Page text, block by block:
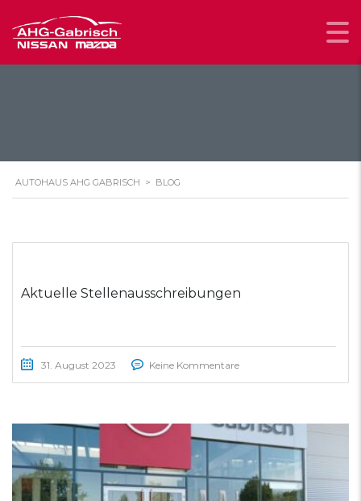
AUTOHAUS AHG GABRISCH > BLOG
Aktuelle Stellenausschreibungen
31. August 2023 Keine Kommentare